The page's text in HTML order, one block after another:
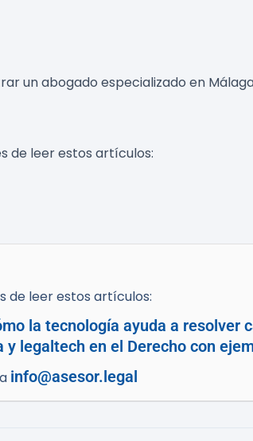
un abogado especializado en
de leer estos artículos:
de leer estos artículos:
la tecnología ayuda a resolver
legaltech en el Derecho con
info@asesor.legal